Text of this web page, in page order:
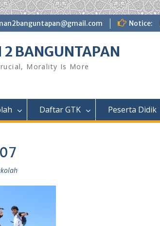
Notice:
2 BANGUNTAPAN
Morality Is More
Daftar GTK Peserta Didik